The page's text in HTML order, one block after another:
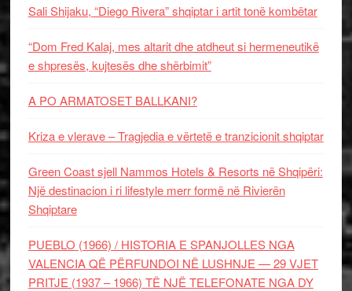
Sali Shijaku, “Diego Rivera” shqiptar i artit tonë kombëtar
“Dom Fred Kalaj, mes altarit dhe atdheut si hermeneutikë
e shpresës, kujtesës dhe shërbimit”
A PO ARMATOSET BALLKANI?
Kriza e vlerave – Tragjedia e vërtetë e tranzicionit shqiptar
Green Coast sjell Nammos Hotels & Resorts në Shqipëri:
Një destinacion i ri lifestyle merr formë në Rivierën
Shqiptare
PUEBLO (1966) / HISTORIA E SPANJOLLES NGA
VALENCIA QË PËRFUNDOI NË LUSHNJE — 29 VJET
PRITJE (1937 – 1966) TË NJË TELEFONATE NGA DY